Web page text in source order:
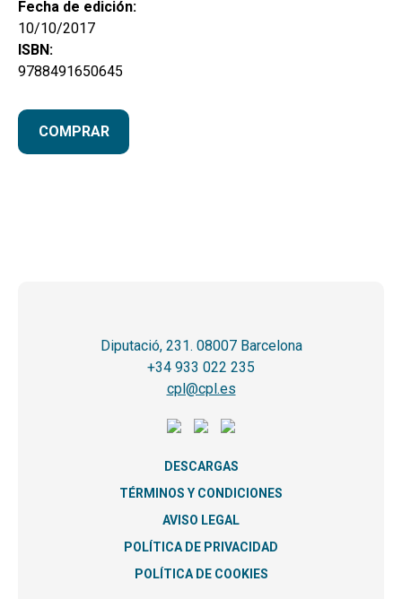
Fecha de edición:
10/10/2017
ISBN:
9788491650645
COMPRAR
Diputació, 231. 08007 Barcelona
+34 933 022 235
cpl@cpl.es
DESCARGAS
TÉRMINOS Y CONDICIONES
AVISO LEGAL
POLÍTICA DE PRIVACIDAD
POLÍTICA DE COOKIES